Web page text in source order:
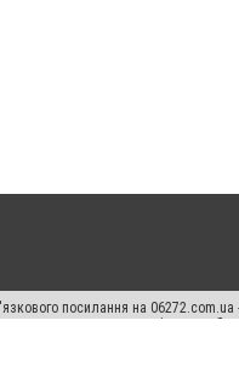
посилання на
виняткових прав переслідується